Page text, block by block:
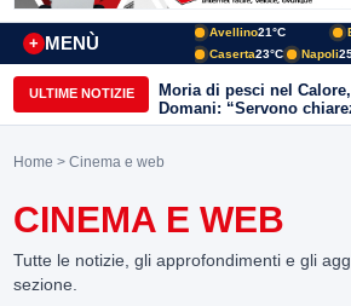
MENÙ
+
Avellino21°C
Caserta23°C Napoli
ULTIME NOTIZIE
Moria di pesci nel
Domani: “Servono
approfondimenti sulla
Home > Cinema e web
CINEMA E WEB
Tutte le notizie, gli approfondimenti e gli
sezione.